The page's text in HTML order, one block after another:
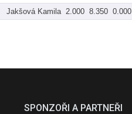
Jakšová Kamila 2.000 8.350 0.000
SPONZOŘI A PARTNEŘI